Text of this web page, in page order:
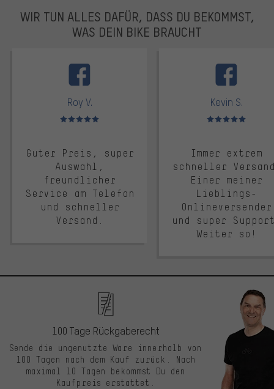
WIR TUN ALLES DAFÜR, DASS DU BEKOMMST,
WAS DEIN BIKE BRAUCHT
Roy V.
Bewertungen: 5 von 5
Guter Preis, super
Auswahl,
freundlicher
Service am Telefon
und schneller
Versand.
Kevin S.
Bewertungen: 5 von 5
Immer extrem
schneller
Einer meiner
Lieblings-
Onlineversender
und super
Weiter so!
100 Tage Rückgaberecht
Sende die ungenutzte Ware innerhalb von
100 Tagen nach dem Kauf zurück. Nach
maximal 10 Tagen bekommst Du den
Kaufpreis erstattet.